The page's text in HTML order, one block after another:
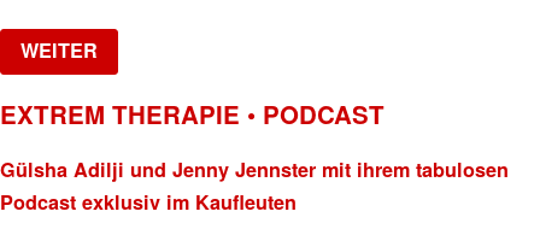
WEITER
EXTREM THERAPIE • PODCAST
Gülsha Adilji und Jenny Jennster mit ihrem tabulosen
Podcast exklusiv im Kaufleuten